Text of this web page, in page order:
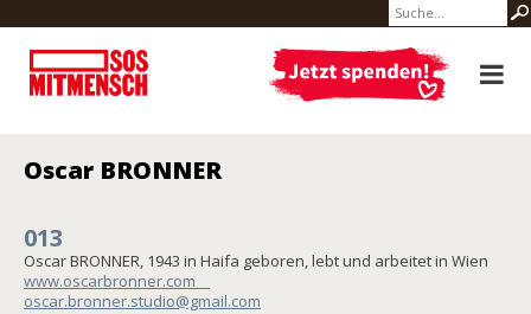
Oscar BRONNER
013
Oscar BRONNER, 1943 in Haifa geboren, lebt und arbeitet in Wien
www.oscarbronner.com
oscar.bronner.studio@gmail.com